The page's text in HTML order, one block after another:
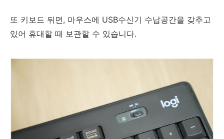
또 키보드 뒤면, 마우스에 USB수신기 수납공간을 갖추고
있어 휴대할 때 보관할 수 있습니다.